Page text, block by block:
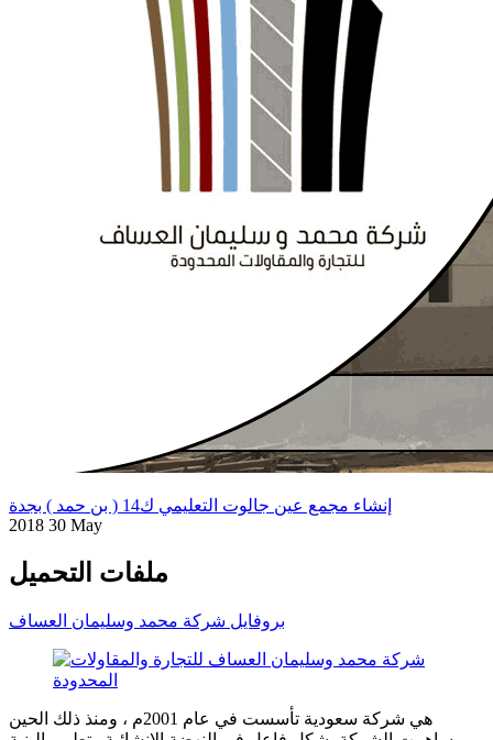
إنشاء مجمع عين جالوت التعليمي ك14 ( بن حمد ) بجدة
2018 30 May
ملفات التحميل
بروفايل شركة محمد وسليمان العساف
هي شركة سعودية تأسست في عام 2001م ، ومنذ ذلك الحين